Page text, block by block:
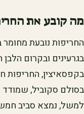
מה קובע את
החריפות נובעת
בגרעינים ובקרום
בקפסאיצין, החריפות
בסולם סקוביל, שמודד
למשל, נמצא סביב